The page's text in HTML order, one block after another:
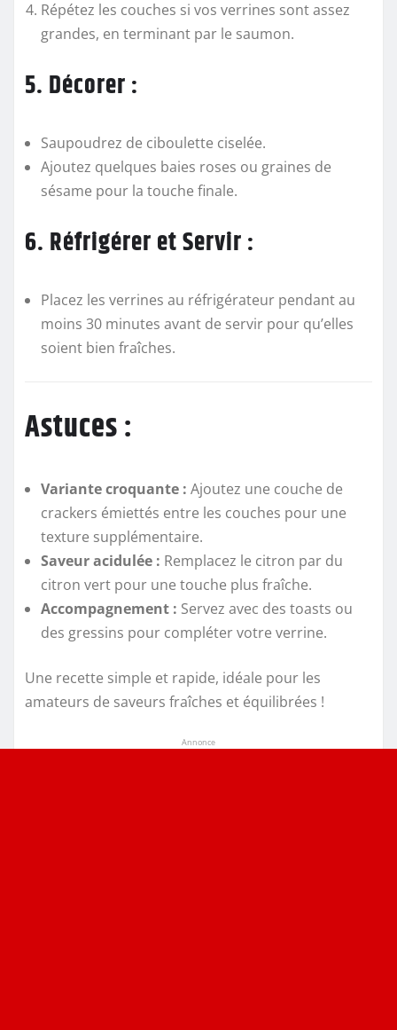
Répétez les couches si vos verrines sont assez
grandes, en terminant par le saumon.
5. Décorer :
Saupoudrez de ciboulette ciselée.
Ajoutez quelques baies roses ou graines de
sésame pour la touche finale.
6. Réfrigérer et Servir :
Placez les verrines au réfrigérateur pendant au
moins 30 minutes avant de servir pour qu’elles
soient bien fraîches.
Astuces :
Variante croquante : Ajoutez une couche de
crackers émiettés entre les couches pour une
texture supplémentaire.
Saveur acidulée : Remplacez le citron par du
citron vert pour une touche plus fraîche.
Accompagnement : Servez avec des toasts ou
des gressins pour compléter votre verrine.
Une recette simple et rapide, idéale pour les
amateurs de saveurs fraîches et équilibrées !
Annonce